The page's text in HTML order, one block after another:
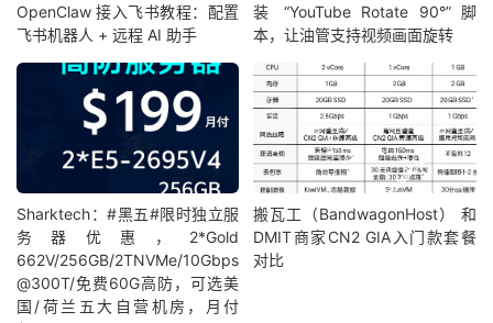
OpenClaw 接入飞书教程：配置
飞书机器人 + 远程 AI 助手
装 “YouTube Rotate 90°” 脚
本，让油管支持视频画面旋转
Sharktech：#黑五#限时独立服
务器优惠，2*Gold
662V/256GB/2TNVMe/10Gbps
@300T/免费60G高防，可选美
国/荷兰五大自营机房，月付
搬瓦工（BandwagonHost） 和
DMIT商家CN2 GIA入门款套餐
对比